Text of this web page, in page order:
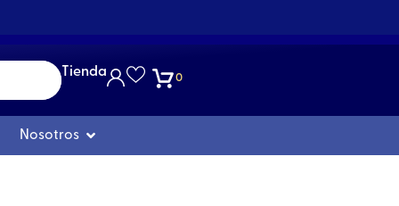
Tienda 0
Nosotros Abrir Nosotros